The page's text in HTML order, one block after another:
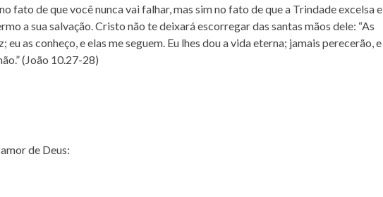
fato de que você nunca vai falhar, mas sim no fato de que a Trindade excelsa e
a sua salvação. Cristo não te deixará escorregar das santas mãos dele: “As
eu as conheço, e elas me seguem. Eu lhes dou a vida eterna; jamais perecerão, e
(João 10.27-28)
de Deus: